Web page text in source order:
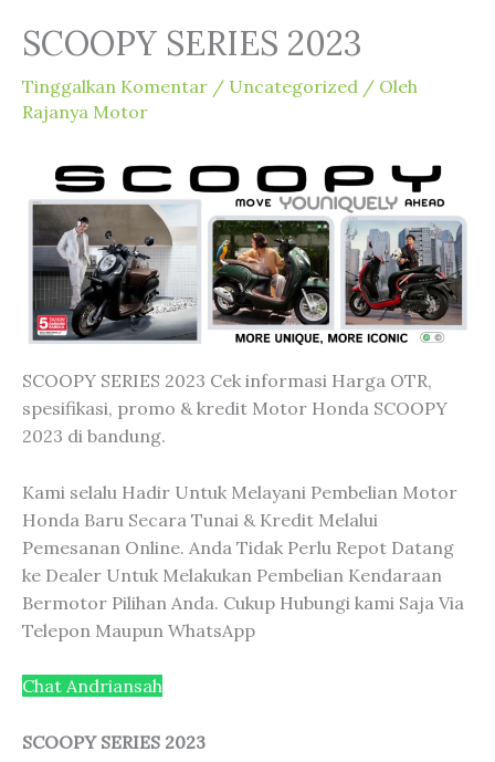
SCOOPY SERIES 2023
Tinggalkan Komentar / Uncategorized / Oleh
Rajanya Motor
SCOOPY SERIES 2023 Cek informasi Harga OTR,
spesifikasi, promo & kredit Motor Honda SCOOPY
2023 di bandung.
Kami selalu Hadir Untuk Melayani Pembelian Motor
Honda Baru Secara Tunai & Kredit Melalui
Pemesanan Online. Anda Tidak Perlu Repot Datang
ke Dealer Untuk Melakukan Pembelian Kendaraan
Bermotor Pilihan Anda. Cukup Hubungi kami Saja Via
Telepon Maupun WhatsApp
Chat Andriansah
SCOOPY SERIES 2023